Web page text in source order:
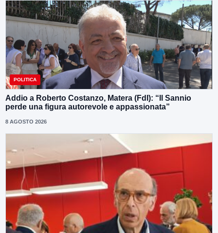
POLITICA
Addio a Roberto Costanzo, Matera (FdI): “Il Sannio
perde una figura autorevole e appassionata”
8 AGOSTO 2026